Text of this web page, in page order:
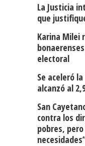
La Justicia
que
Karina Milei
electoral
Se aceleró
alcanzó al
San
contra los
pobres,